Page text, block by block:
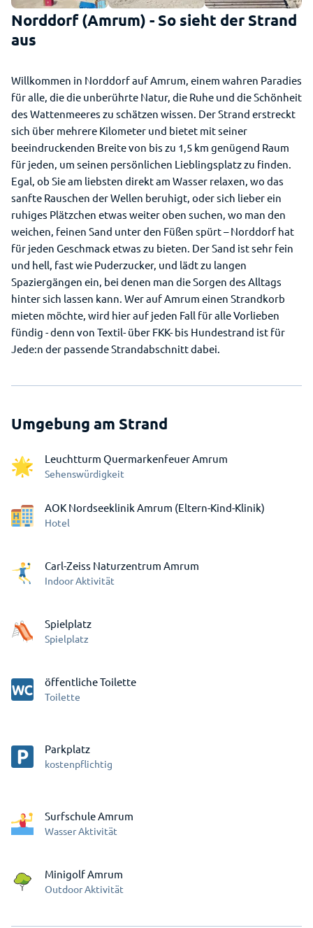
Norddorf (Amrum) - So sieht der Strand
aus
Willkommen in Norddorf auf Amrum, einem wahren Paradies
für alle, die die unberührte Natur, die Ruhe und die Schönheit
des Wattenmeeres zu schätzen wissen. Der Strand erstreckt
sich über mehrere Kilometer und bietet mit seiner
beeindruckenden Breite von bis zu 1,5 km genügend Raum
für jeden, um seinen persönlichen Lieblingsplatz zu finden.
Egal, ob Sie am liebsten direkt am Wasser relaxen, wo das
sanfte Rauschen der Wellen beruhigt, oder sich lieber ein
ruhiges Plätzchen etwas weiter oben suchen, wo man den
weichen, feinen Sand unter den Füßen spürt – Norddorf hat
für jeden Geschmack etwas zu bieten. Der Sand ist sehr fein
und hell, fast wie Puderzucker, und lädt zu langen
Spaziergängen ein, bei denen man die Sorgen des Alltags
hinter sich lassen kann. Wer auf Amrum einen Strandkorb
mieten möchte, wird hier auf jeden Fall für alle Vorlieben
fündig - denn von Textil- über FKK- bis Hundestrand ist für
Jede:n der passende Strandabschnitt dabei.
Umgebung am Strand
Leuchtturm Quermarkenfeuer Amrum
Sehenswürdigkeit
AOK Nordseeklinik Amrum (Eltern-Kind-Klinik)
Hotel
Carl-Zeiss Naturzentrum Amrum
Indoor Aktivität
Spielplatz
Spielplatz
öffentliche Toilette
Toilette
Parkplatz
kostenpflichtig
Surfschule Amrum
Wasser Aktivität
Minigolf Amrum
Outdoor Aktivität